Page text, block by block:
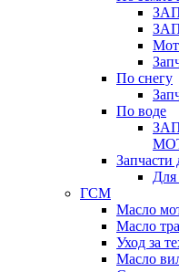
По снегу
По воде
Запчасти
Для
ГСМ
Масло
Масло
Уход за
Масло